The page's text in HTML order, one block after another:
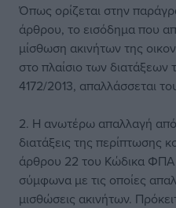
Όπως ορίζεται στην
άρθρου, το εισόδημα που
μίσθωση ακινήτων της
στο πλαίσιο των
4172/2013, απαλλάσσεται
2. Η ανωτέρω απαλλαγή
διατάξεις της περίπτωσης
άρθρου 22 του Κώδικα ΦΠΑ
σύμφωνα με τις οποίες
μισθώσεις ακινήτων.